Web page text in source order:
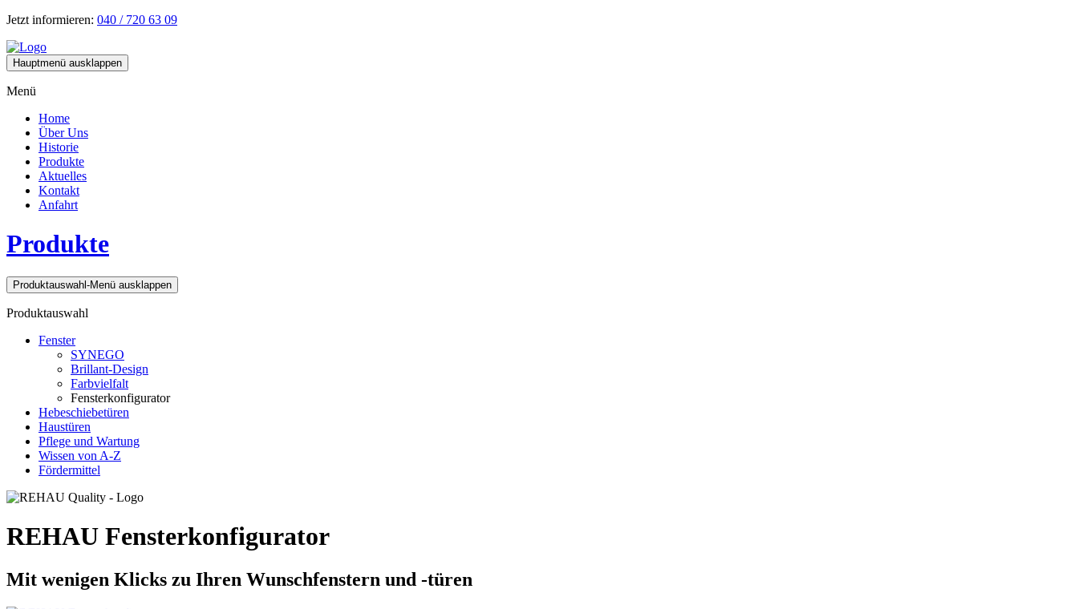
Jetzt informieren: 040 / 720 63 09
Hauptmenü ausklappen
Menü
Home
Über Uns
Historie
Produkte
Aktuelles
Kontakt
Anfahrt
Produkte
Produktauswahl-Menü ausklappen
Produktauswahl
Fenster
SYNEGO
Brillant-Design
Farbvielfalt
Fensterkonfigurator
Hebeschiebetüren
Haustüren
Pflege und Wartung
Wissen von A-Z
Fördermittel
REHAU Fensterkonfigurator
Mit wenigen Klicks zu Ihren Wunschfenstern und -türen